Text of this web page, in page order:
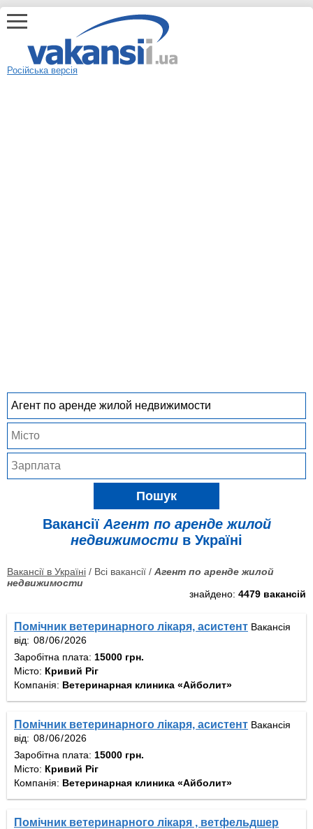
Російська версія
Пошук
Вакансії Агент по аренде жилой
недвижимости в Україні
Вакансії в Україні / Всі вакансії / Агент по аренде жилой
недвижимости
знайдено: 4479 вакансій
Помічник ветеринарного лікаря, асистент Вакансія
від:
Заробітна плата: 15000 грн.
Місто: Кривий Ріг
Компанія: Ветеринарная клиника «Айболит»
Помічник ветеринарного лікаря, асистент Вакансія
від:
Заробітна плата: 15000 грн.
Місто: Кривий Ріг
Компанія: Ветеринарная клиника «Айболит»
Помічник ветеринарного лікаря , ветфельдшер